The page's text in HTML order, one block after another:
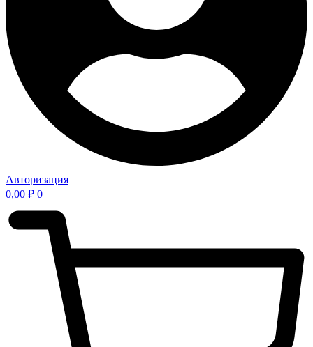
Авторизация
0,00 ₽ 0